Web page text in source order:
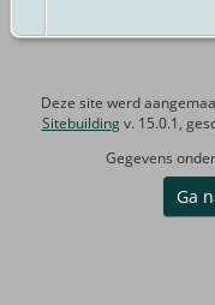
Deze site werd
Sitebuildingv. 15.0.1,
Gegevens
Ga